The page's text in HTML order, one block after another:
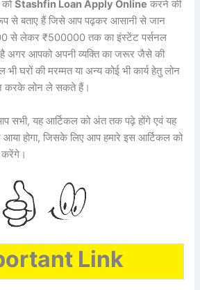
कोStashfin Loan Apply Online करने की
रूप से बताए हैं जिसे आप पढ़कर आसानी से जान
से लेकर ₹500000 तक का इंस्टेंट पर्सनल
है अगर आपको अपनी व्यक्ति का जरूर जैसे की
भी घरों की मरम्मत या अन्य कोई भी कार्य हेतु लोन
करके लोन ले सकते हैं।
आप सभी, यह आर्टिकल को अंत तक पढ़े होंगे एवं यह
होगा, जिसके लिए आप हमारे इस आर्टिकल को
Link